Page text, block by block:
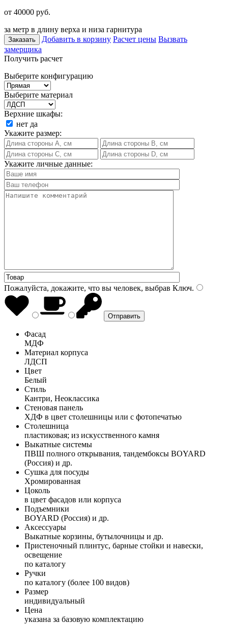
от 40000 руб.
за метр в длину верха и низа гарнитура
Заказать Добавить в корзину Расчет цены Вызвать
замерщика
Получить расчет
Выберите конфигурацию
Выберите материал
Верхние шкафы:
нет да
Укажите размер:
Укажите личные данные:
Пожалуйста, докажите, что вы человек, выбрав Ключ.
Фасад
МДФ
Материал корпуса
ЛДСП
Цвет
Белый
Стиль
Кантри, Неоклассика
Стеновая панель
ХДФ в цвет столешницы или с фотопечатью
Столешница
пластиковая; из искусственного камня
Выкатные системы
ПВШ полного открывания, тандембоксы BOYARD
(Россия) и др.
Сушка для посуды
Хромированная
Цоколь
в цвет фасадов или корпуса
Подъемники
BOYARD (Россия) и др.
Аксессуары
Выкатные корзины, бутылочницы и др.
Пристеночный плинтус, барные стойки и навески,
освещение
по каталогу
Ручки
по каталогу (более 100 видов)
Размер
индивидуальный
Цена
указана за базовую комплектацию